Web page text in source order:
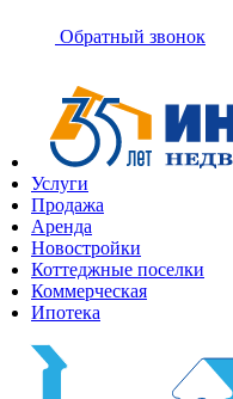
Обратный звонок
Услуги
Продажа
Аренда
Новостройки
Коттеджные поселки
Коммерческая
Ипотека